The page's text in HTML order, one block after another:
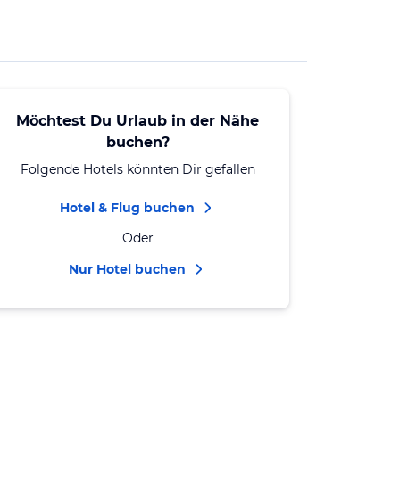
Möchtest Du Urlaub in der Nähe
buchen?
Folgende Hotels könnten Dir gefallen
Hotel & Flug buchen
Oder
Nur Hotel buchen